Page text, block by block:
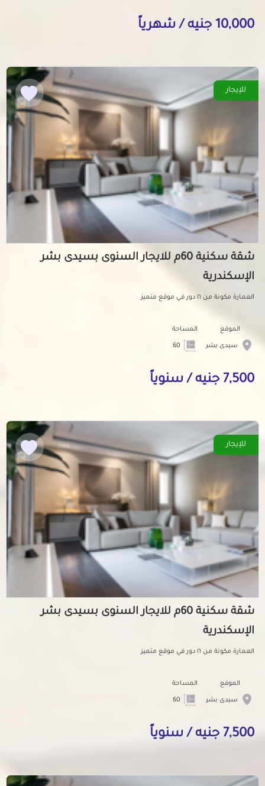
10,000 جنيه / شهرياً
للإيجار
شقة سكنية 60م للايجار السنوى بسيدى بشر
الإسكندرية
العمارة مكونة من ١٦ دور في موقع متميز
الموقع
سيدى بشر
المساحة
7,500 جنيه / سنوياً
للإيجار
شقة سكنية 60م للايجار السنوى بسيدى بشر
الإسكندرية
العمارة مكونة من ١٦ دور في موقع متميز
الموقع
سيدى بشر
المساحة
7,500 جنيه / سنوياً